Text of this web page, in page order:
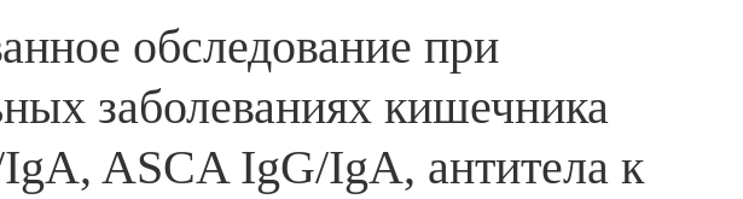
обследование при
заболеваниях кишечника
ASCA IgG/IgA, антитела к